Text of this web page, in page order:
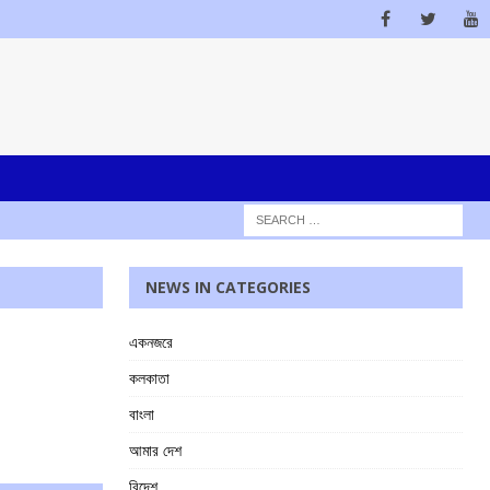
NEWS IN CATEGORIES
একনজরে
কলকাতা
বাংলা
আমার দেশ